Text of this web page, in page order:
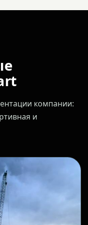
компании:
и